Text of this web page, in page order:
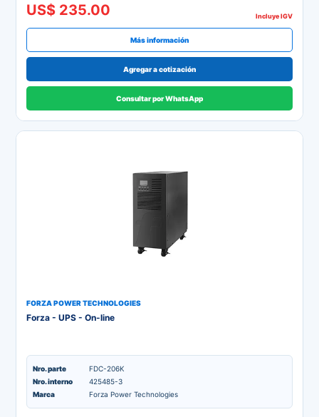
US$ 235.00 Incluye IGV
Más información
Agregar a cotización
Consultar por WhatsApp
FORZA POWER TECHNOLOGIES
Forza - UPS - On-line
Nro. parte
FDC-206K
Nro. interno
425485-3
Marca
Forza Power Technologies